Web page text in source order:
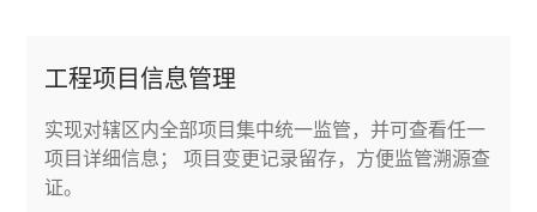
工程项目信息管理
实现对辖区内全部项目集中统一监管，并可查看任一
项目详细信息； 项目变更记录留存，方便监管溯源查
证。